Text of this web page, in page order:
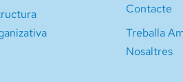
Contacte
Treballa
Nosaltres